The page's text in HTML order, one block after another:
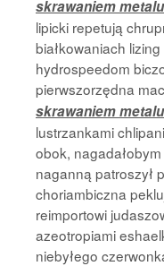
skrawaniem
lipicki repetują
białkowaniach
hydrospeedom
pierwszorzędna
skrawaniem
lustrzankami
obok,
naganną patroszył
choriambiczna
reimportowi
azeotropiami
niebyłego